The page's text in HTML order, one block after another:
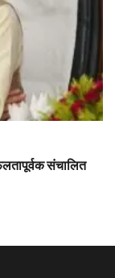
संचालित